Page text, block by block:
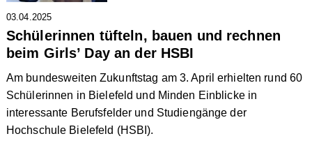
03.04.2025
Schülerinnen tüfteln, bauen und rechnen
beim Girls’ Day an der HSBI
Am bundesweiten Zukunftstag am 3. April erhielten rund 60
Schülerinnen in Bielefeld und Minden Einblicke in
interessante Berufsfelder und Studiengänge der
Hochschule Bielefeld (HSBI).